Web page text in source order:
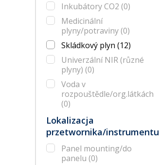
Inkubátory CO2 (0)
Medicinální
plyny/potraviny(0)
Skládkový plyn (12)
Univerzální NIR (různé
plyny) (0)
Voda v
rozpouštědle/org.látkách
(0)
Lokalizacja
przetwornika/instrumentu
Panel mounting/do
panelu (0)